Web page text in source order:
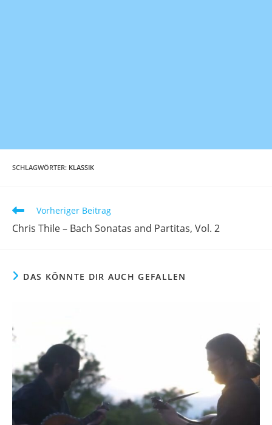
SCHLAGWÖRTER: KLASSIK
Weitere
Artikel
ansehen
Vorheriger Beitrag
Chris Thile – Bach Sonatas and Partitas, Vol. 2
DAS KÖNNTE DIR AUCH GEFALLEN